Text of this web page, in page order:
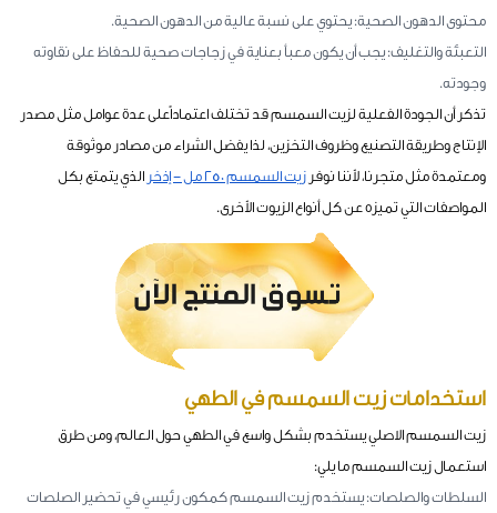
محتوى الدهون الصحية: يحتوي على نسبة عالية من الدهون الصحية.
التعبئة والتغليف: يجب أن يكون معبأ بعناية في زجاجات صحية للحفاظ على نقاوته
وجودته.
تذكر أن الجودة الفعلية لزيت السمسم قد تختلف اعتماداًعلى عدة عوامل مثل مصدر
الإنتاج وطريقة التصنيع وظروف التخزين، لذا يفضل الشراء من مصادر موثوقة
ومعتمدة مثل متجرنا، لأننا نوفر زيت السمسم 250 مل - إذخر
الذي يتمتع بكل
المواصفات التي تميزه عن كل أنواع الزيوت الأخرى.
استخدامات زيت السمسم في الطهي
زيت السمسم الاصلي يستخدم بشكل واسع في الطهي حول العالم، ومن طرق
استعمال زيت السمسم ما يلي:
السلطات والصلصات: يستخدم زيت السمسم كمكون رئيسي في تحضير الصلصات